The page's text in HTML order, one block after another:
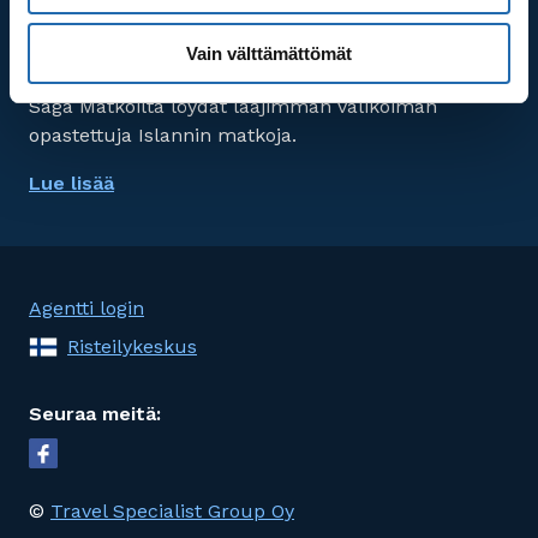
Vain välttämättömät
Lue lisää
Suurin Islannin asiantuntija
Saga Matkoilta löydät laajimman valikoiman
opastettuja Islannin matkoja.
Lue lisää
Agentti login
Risteilykeskus
Seuraa meitä:
© Travel Specialist Group Oy